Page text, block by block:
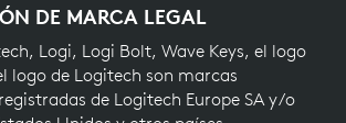
DE MARCA LEGAL
Logi, Logi Bolt, Wave Keys, el logo
logo de Logitech son marcas
de Logitech Europe SA y/o